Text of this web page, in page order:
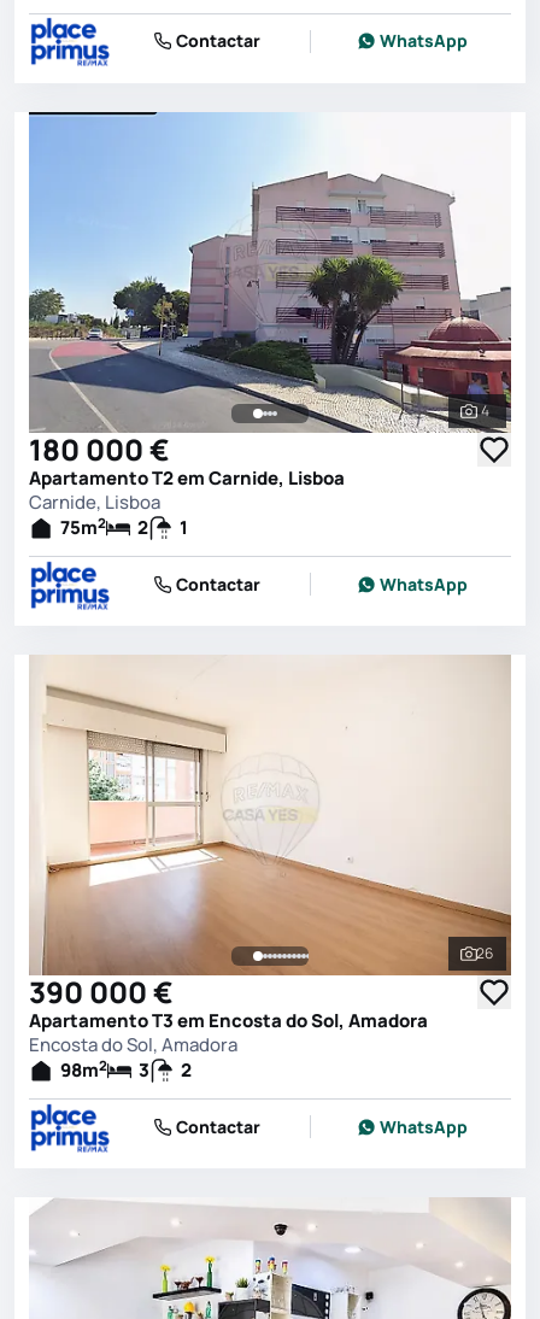
Contactar WhatsApp
Ver
4
180 000 €
Apartamento T2 em Carnide, Lisboa
Carnide, Lisboa
75m2 2 1
Contactar WhatsApp
Ver
26
390 000 €
Apartamento T3 em Encosta do Sol, Amadora
Encosta do Sol, Amadora
98m2 3 2
Contactar WhatsApp